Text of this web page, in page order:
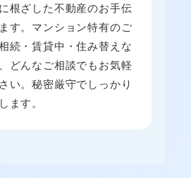
根ざした不動産のお手伝
す。マンション特有のご
続・賃貸中・住み替えな
どんなご相談でもお気軽
い。秘密厳守でしっかり
ます。